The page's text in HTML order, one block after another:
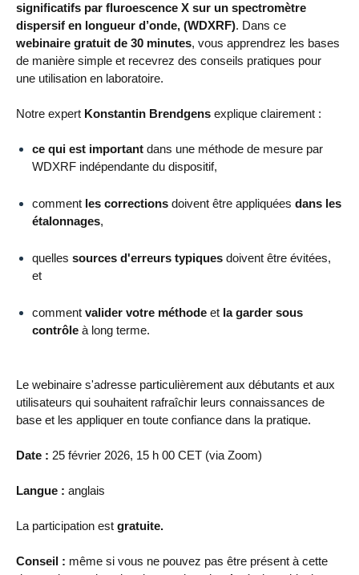
significatifs par fluroescence X sur un spectromètre
dispersif en longueur d’onde, (WDXRF). Dans ce
webinaire gratuit de 30 minutes, vous apprendrez les bases
de manière simple et recevrez des conseils pratiques pour
une utilisation en laboratoire.
Notre expert Konstantin Brendgens explique clairement :
ce qui est important dans une méthode de mesure par
WDXRF indépendante du dispositif,
comment les corrections doivent être appliquées dans les
étalonnages,
quelles sources d'erreurs typiques doivent être évitées,
et
comment valider votre méthode et la garder sous
contrôle à long terme.
Le webinaire s'adresse particulièrement aux débutants et aux
utilisateurs qui souhaitent rafraîchir leurs connaissances de
base et les appliquer en toute confiance dans la pratique.
Date : 25 février 2026, 15 h 00 CET (via Zoom)
Langue : anglais
La participation est gratuite.
Conseil : même si vous ne pouvez pas être présent à cette